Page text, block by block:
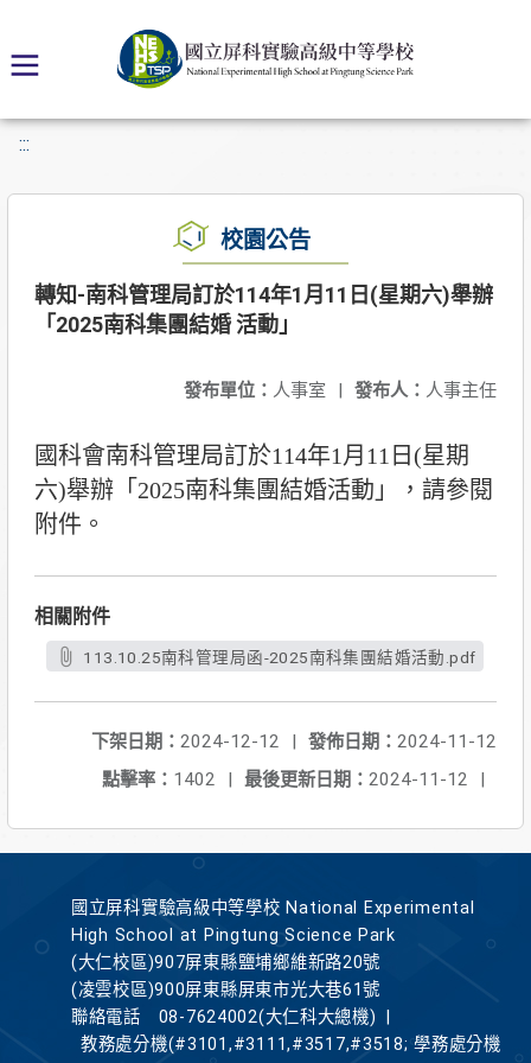
:::
校園公告
轉知-南科管理局訂於114年1月11日(星期六)舉辦
「2025南科集團結婚 活動」
發布人： 人事主任
發布單位： 人事室 |
國科會南科管理局訂於114年1月11日(星期
六)舉辦「2025南科集團結婚活動」，請參閱
附件。
相關附件
113.10.25南科管理局函-2025南科集團結婚活動.pdf
發佈日期： 2024-11-12
下架日期： 2024-12-12
|
最後更新日期： 2024-11-12 |
點擊率： 1402 |
國立屏科實驗高級中等學校 National Experimental
High School at Pingtung Science Park
(大仁校區)907屏東縣鹽埔鄉維新路20號
(凌雲校區)900屏東縣屏東市光大巷61號
聯絡電話
08-7624002(大仁科大總機)
教務處分機(#3101,#3111,#3517,#3518; 學務處分機